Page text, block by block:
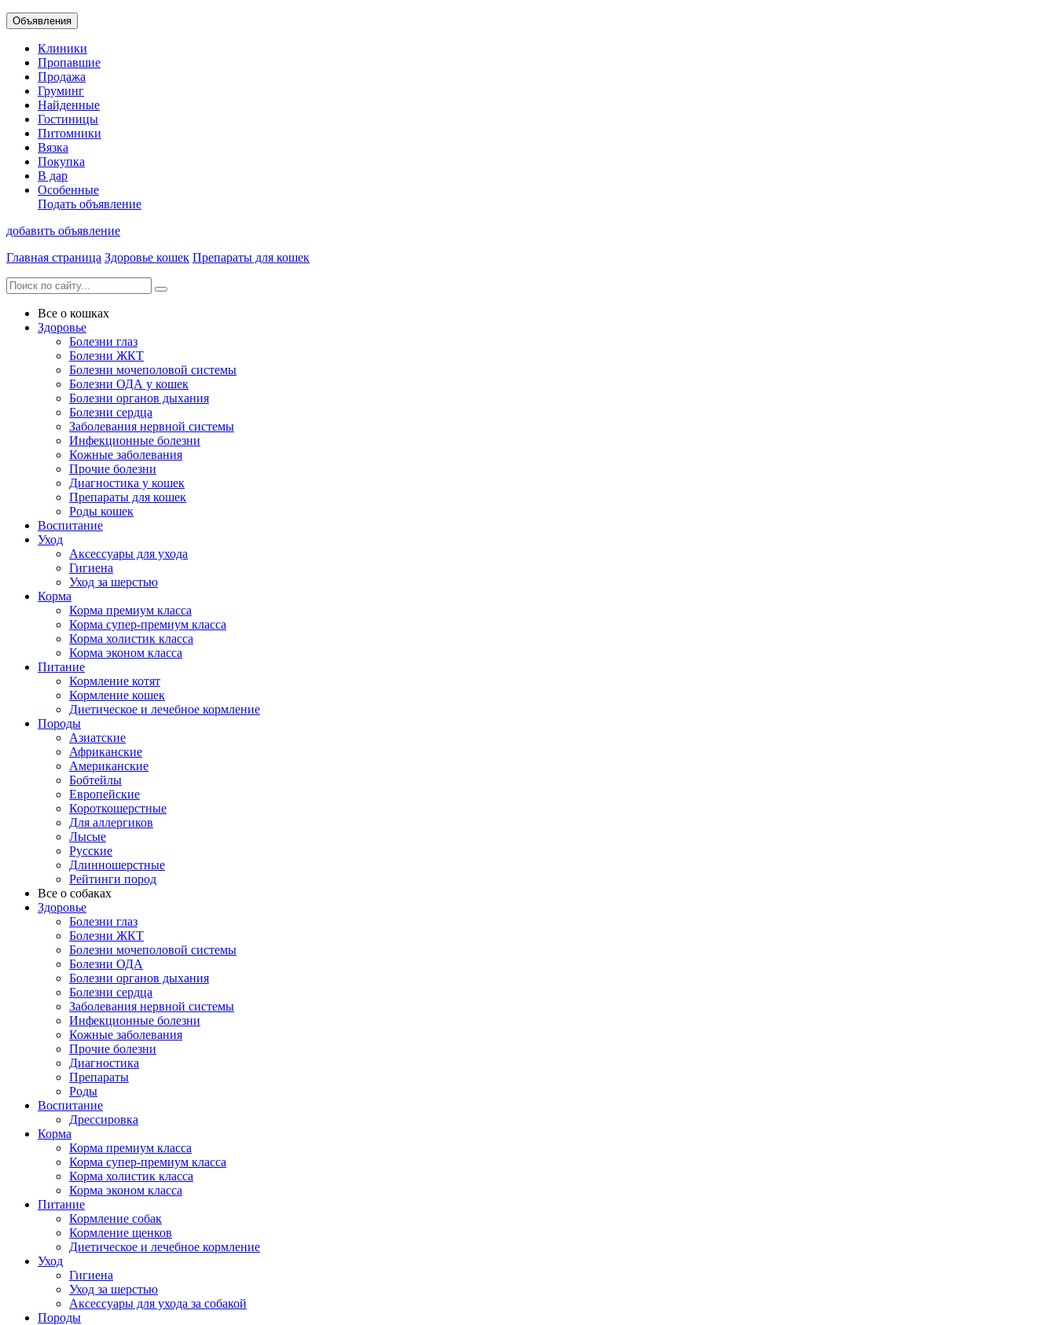
Объявления
Клиники
Пропавшие
Продажа
Груминг
Найденные
Гостиницы
Питомники
Вязка
Покупка
В дар
Особенные
Подать объявление
добавить объявление
Главная страница Здоровье кошек Препараты для кошек
Все о кошках
Здоровье
Болезни глаз
Болезни ЖКТ
Болезни мочеполовой системы
Болезни ОДА у кошек
Болезни органов дыхания
Болезни сердца
Заболевания нервной системы
Инфекционные болезни
Кожные заболевания
Прочие болезни
Диагностика у кошек
Препараты для кошек
Роды кошек
Воспитание
Уход
Аксессуары для ухода
Гигиена
Уход за шерстью
Корма
Корма премиум класса
Корма супер-премиум класса
Корма холистик класса
Корма эконом класса
Питание
Кормление котят
Кормление кошек
Диетическое и лечебное кормление
Породы
Азиатские
Африканские
Американские
Бобтейлы
Европейские
Короткошерстные
Для аллергиков
Лысые
Русские
Длинношерстные
Рейтинги пород
Все о собаках
Здоровье
Болезни глаз
Болезни ЖКТ
Болезни мочеполовой системы
Болезни ОДА
Болезни органов дыхания
Болезни сердца
Заболевания нервной системы
Инфекционные болезни
Кожные заболевания
Прочие болезни
Диагностика
Препараты
Роды
Воспитание
Дрессировка
Корма
Корма премиум класса
Корма супер-премиум класса
Корма холистик класса
Корма эконом класса
Питание
Кормление собак
Кормление щенков
Диетическое и лечебное кормление
Уход
Гигиена
Уход за шерстью
Аксессуары для ухода за собакой
Породы